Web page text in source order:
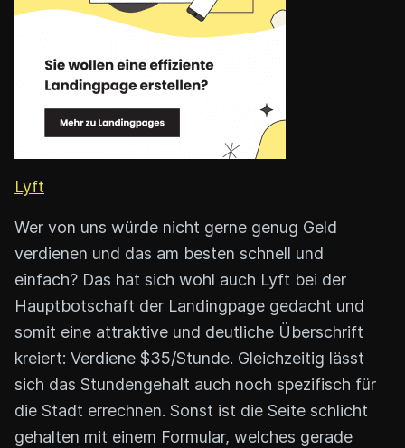
Lyft
Wer von uns würde nicht gerne genug Geld
verdienen und das am besten schnell und
einfach? Das hat sich wohl auch Lyft bei der
Hauptbotschaft der Landingpage gedacht und
somit eine attraktive und deutliche Überschrift
kreiert: Verdiene $35/Stunde. Gleichzeitig lässt
sich das Stundengehalt auch noch spezifisch für
die Stadt errechnen. Sonst ist die Seite schlicht
gehalten mit einem Formular, welches gerade